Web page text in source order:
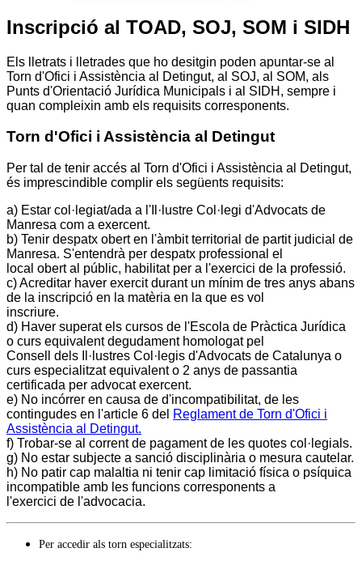
Inscripció al TOAD, SOJ, SOM i SIDH
Els lletrats i lletrades que ho desitgin poden apuntar-se al
Torn d'Ofici i Assistència al Detingut, al SOJ, al SOM, als
Punts d'Orientació Jurídica Municipals i al SIDH, sempre i
quan compleixin amb els requisits corresponents.
Torn d'Ofici i Assistència al Detingut
Per tal de tenir accés al Torn d'Ofici i Assistència al Detingut,
és imprescindible complir els següents requisits:
a) Estar col·legiat/ada a l'Il·lustre Col·legi d'Advocats de
Manresa com a exercent.
b) Tenir despatx obert en l'àmbit territorial de partit judicial de
Manresa. S'entendrà per despatx professional el
local obert al públic, habilitat per a l'exercici de la professió.
c) Acreditar haver exercit durant un mínim de tres anys abans
de la inscripció en la matèria en la que es vol
inscriure.
d) Haver superat els cursos de l'Escola de Pràctica Jurídica
o curs equivalent degudament homologat pel
Consell dels Il·lustres Col·legis d'Advocats de Catalunya o
curs especialitzat equivalent o 2 anys de passantia
certificada per advocat exercent.
e) No incórrer en causa de d'incompatibilitat, de les
contingudes en l'article 6 del Reglament de Torn d'Ofici i
Assistència al Detingut.
f) Trobar-se al corrent de pagament de les quotes col·legials.
g) No estar subjecte a sanció disciplinària o mesura cautelar.
h) No patir cap malaltia ni tenir cap limitació física o psíquica
incompatible amb les funcions corresponents a
l'exercici de l'advocacia.
Per accedir als torn especialitzats: